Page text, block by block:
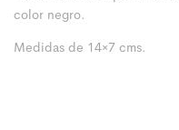
color negro.
Medidas de 14×7 cms.